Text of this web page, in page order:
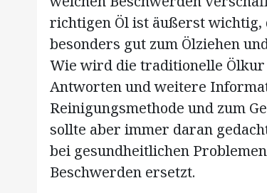
richtigen Öl ist äußerst wichtig,
besonders gut zum Ölziehen
Wie wird die traditionelle Ölkur
Antworten und weitere
Reinigungsmethode und zum
sollte aber immer daran
bei gesundheitlichen
Beschwerden ersetzt.